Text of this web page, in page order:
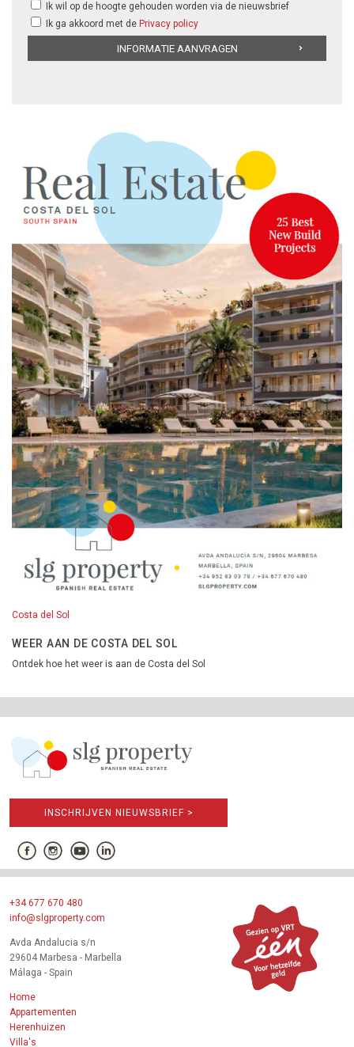
Ik wil op de hoogte gehouden worden via de nieuwsbrief
Ik ga akkoord met de Privacy policy
Costa del Sol
WEER AAN DE COSTA DEL SOL
Ontdek hoe het weer is aan de Costa del Sol
INSCHRIJVEN NIEUWSBRIEF >
+34 677 670 480
info@slgproperty.com
Avda Andalucia s/n
29604 Marbesa - Marbella
Málaga - Spain
Home
Appartementen
Herenhuizen
Villa's